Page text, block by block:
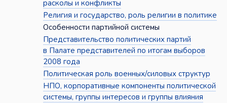
расколы и конфликты
Религия и государство, роль религии в политике
Особенности партийной системы
Представительство политических партий
в Палате представителей по итогам выборов
2008 года
Политическая роль военных/силовых структур
НПО, корпоративные компоненты политической
системы, группы интересов и группы влияния